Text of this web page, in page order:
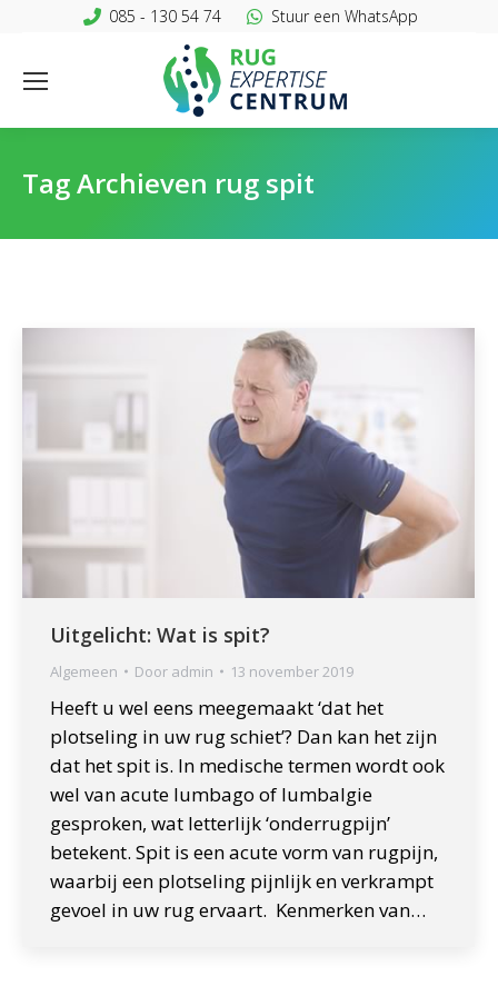
085 - 130 54 74 Stuur een WhatsApp
Tag Archieven rug spit
Uitgelicht: Wat is spit?
Algemeen Door admin 13 november 2019
Heeft u wel eens meegemaakt ‘dat het
plotseling in uw rug schiet’? Dan kan het zijn
dat het spit is. In medische termen wordt ook
wel van acute lumbago of lumbalgie
gesproken, wat letterlijk ‘onderrugpijn’
betekent. Spit is een acute vorm van rugpijn,
waarbij een plotseling pijnlijk en verkrampt
gevoel in uw rug ervaart. Kenmerken van…